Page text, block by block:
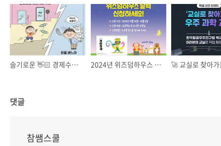
슬기로운 👋🏻 경제수업 💸 서평단 모집 2024년 위즈덤하우스 달력 📅 신청
댓글
참쌤스쿨